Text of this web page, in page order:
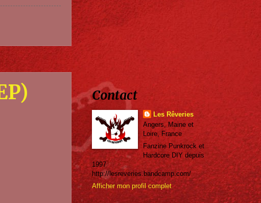
Contact
Les Rêveries
Angers, Maine et
Loire, France
Fanzine Punkrock et
Hardcore DIY depuis
1997
http://lesreveries.bandcamp.com/
Afficher mon profil complet